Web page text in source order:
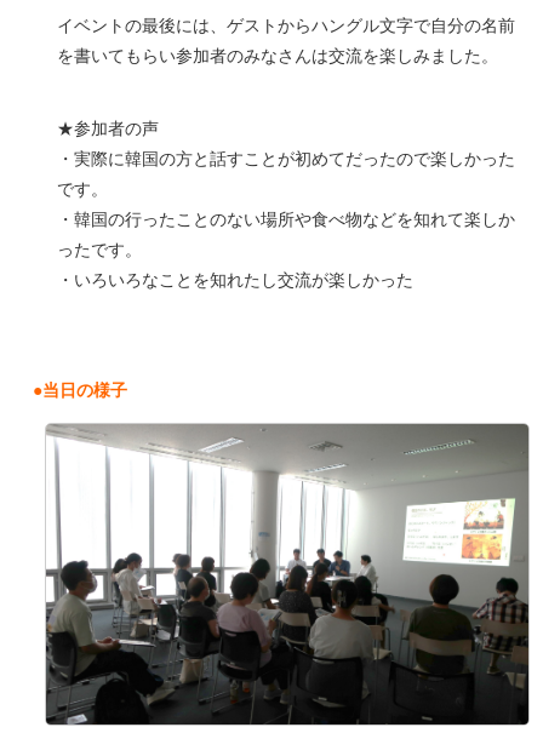
イベントの最後には、ゲストからハングル文字で自分の名前
を書いてもらい参加者のみなさんは交流を楽しみました。
★参加者の声
・実際に韓国の方と話すことが初めてだったので楽しかった
です。
・韓国の行ったことのない場所や食べ物などを知れて楽しか
ったです。
・いろいろなことを知れたし交流が楽しかった
●当日の様子